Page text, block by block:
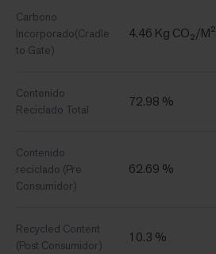
Carbono
Incorporado(Cradle
to Gate)
4.46 Kg CO₂/M²
Contenido
Reciclado Total
72.98 %
Contenido
reciclado (Pre
Consumidor)
62.69 %
Recycled Content
(Post Consumidor)
10.3 %